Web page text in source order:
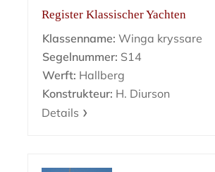
Register Klassischer Yachten
Klassenname: Winga kryssare
Segelnummer: S14
Werft: Hallberg
Konstrukteur: H. Diurson
Details